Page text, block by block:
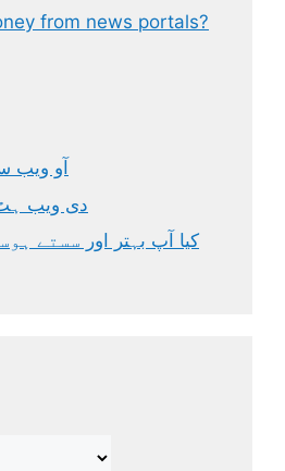
from news portals?
آو ویب
دی ویب
کیا آپ بہتر اور سستے